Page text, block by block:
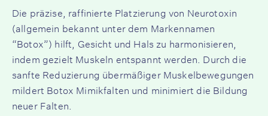
Die präzise, raffinierte Platzierung von Neurotoxin
(allgemein bekannt unter dem Markennamen
“Botox”) hilft, Gesicht und Hals zu harmonisieren,
indem gezielt Muskeln entspannt werden. Durch die
sanfte Reduzierung übermäßiger Muskelbewegungen
mildert Botox Mimikfalten und minimiert die Bildung
neuer Falten.